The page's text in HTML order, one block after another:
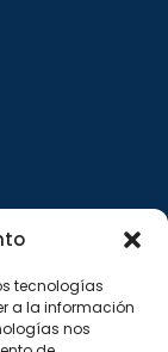
tecnologías
a la información
nos